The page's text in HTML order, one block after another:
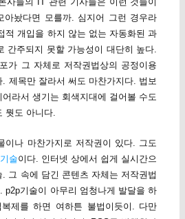
아놨다면 모를까. 심지어 그런 경우라
적 개입을 하지 않는 없는 자동화된 과
간주되지 못할 가능성이 대단히 높다.
가 그 자체로 저작권법상의 공정이용
제목만 잘라서 써도 마찬가지다. 법보
라서 생기는 회색지대에 걸어볼 수도
뭣도 아니다.
이나 마찬가지로 저작권이 있다. 그도
술이다. 인터넷 상에서 쉽게 실시간으
그 속에 담긴 콘텐츠 자체는 저작권법
p2p기술이 아무리 엄청나게 발달을 하
제를 하면 여하튼 불법이듯이. 다만